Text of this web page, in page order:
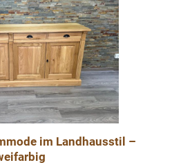
im Landhausstil –